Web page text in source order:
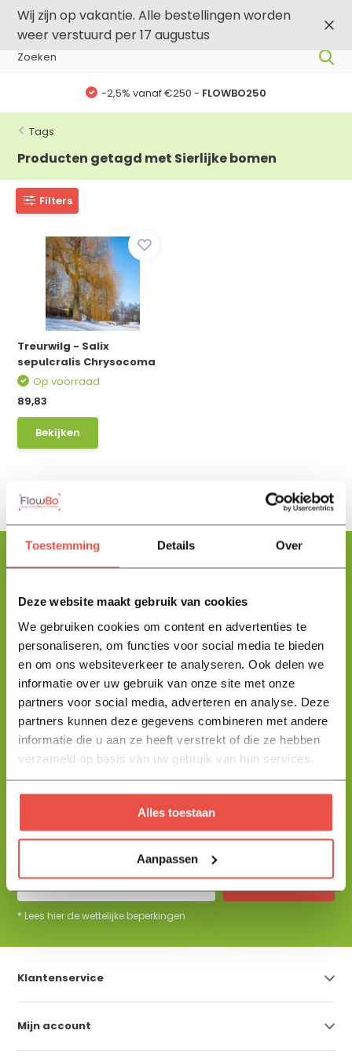
Toestemming Details Over
Deze website maakt gebruik van cookies
We gebruiken cookies om content en advertenties te
personaliseren, om functies voor social media te bieden
en om ons websiteverkeer te analyseren. Ook delen we
informatie over uw gebruik van onze site met onze
partners voor social media, adverteren en analyse. Deze
partners kunnen deze gegevens combineren met andere
informatie die u aan ze heeft verstrekt of die ze hebben
verzameld op basis van uw gebruik van hun services.
Alles toestaan
Aanpassen
Wij zijn op vakantie. Alle bestellingen worden
weer verstuurd per 17 augustus
-2,5% vanaf €250 - FLOWBO250
Tags
Producten getagd met Sierlijke bomen
Filters
Treurwilg - Salix
sepulcralis Chrysocoma
Op voorraad
89,83
Bekijken
Floris helpt je graag
met zoeken!
Stuur mij een berichtje en ik help je jouw product uit te zoeken
en vertel je alles wat je moet weten.
Help mij kiezen
+31 344 23 44 64
info@flowbo.nl
De beste tuininspiraties per mail
ontvangen?
* Lees hier de wettelijke beperkingen
Klantenservice
Mijn account